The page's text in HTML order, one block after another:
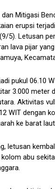
Mitigasi
erupsi
5). Letusan
lava pijar
pukul 06.10
3.000 meter
Aktivitas
WIT dengan
ke barat
letusan
abu